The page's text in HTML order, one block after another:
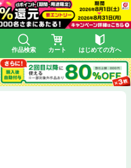
作品検索 カート はじめての方へ